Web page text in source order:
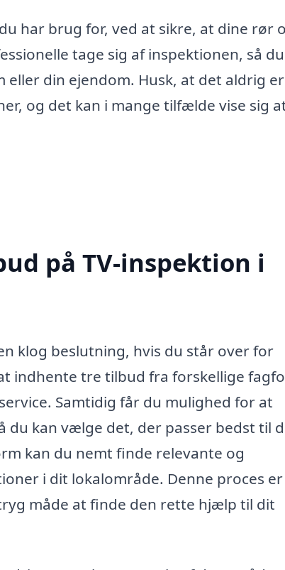
har brug for, ved at sikre, at dine rør
tage sig af inspektionen, så
din ejendom. Husk, at det aldrig
og det kan i mange tilfælde vise sig
på TV-inspektion i
klog beslutning, hvis du står over for
indhente tre tilbud fra forskellige
Samtidig får du mulighed for at
du kan vælge det, der passer bedst til
kan du nemt finde relevante og
i dit lokalområde. Denne proces
måde at finde den rette hjælp til dit